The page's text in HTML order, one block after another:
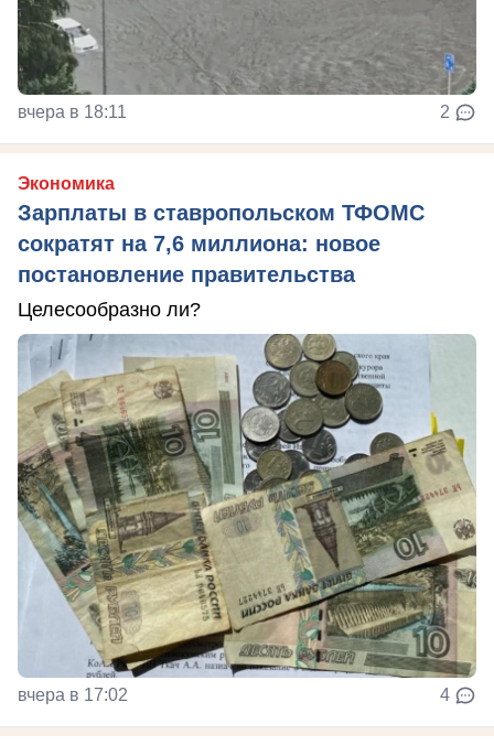
вчера в 18:11 2
Экономика
Зарплаты в ставропольском ТФОМС
сократят на 7,6 миллиона: новое
постановление правительства
Целесообразно ли?
вчера в 17:02 4